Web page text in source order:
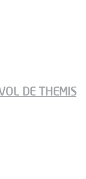
DE THEMIS